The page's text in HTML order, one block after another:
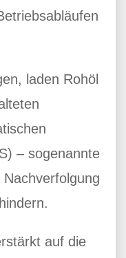
laden Rohöl
– sogenannte
Nachverfolgung
auf die